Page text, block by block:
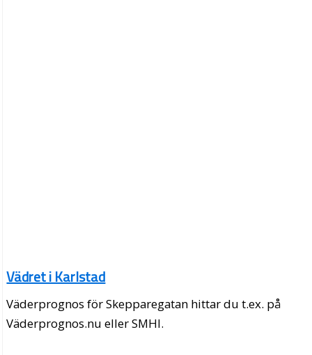
Vädret i Karlstad
Väderprognos för Skepparegatan hittar du t.ex. på
Väderprognos.nu eller SMHI.